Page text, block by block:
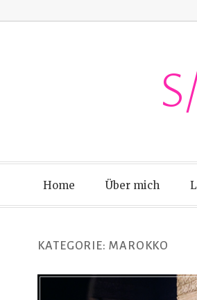
Home Über mich
KATEGORIE: MAROKKO